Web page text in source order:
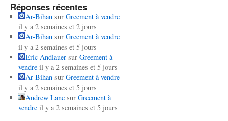
Réponses récentes
Ar-Bihansur Greement à vendre
il y a 2 semaines et 2 jours
Ar-Bihansur Greement à vendre
il y a 2 semaines et 5 jours
Eric Andlauersur Greement à
vendre il y a 2 semaines et 5 jours
Ar-Bihansur Greement à vendre
il y a 2 semaines et 5 jours
Andrew Lanesur Greement à
vendre il y a 2 semaines et 5 jours